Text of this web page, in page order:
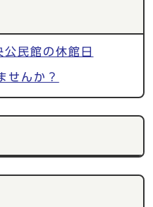
民館の休館日
せんか？